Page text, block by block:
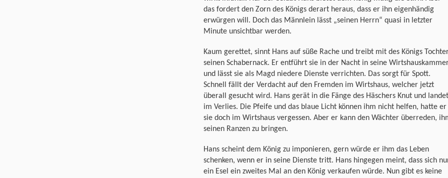
das fordert den Zorn des Königs derart heraus, dass er ihn eigenhändig
erwürgen will. Doch das Männlein lässt „seinen Herrn“ quasi in letzter
Minute unsichtbar werden.
Kaum gerettet, sinnt Hans auf süße Rache und treibt mit des Königs
seinen Schabernack. Er entführt sie in der Nacht in seine
und lässt sie als Magd niedere Dienste verrichten. Das sorgt für Spott.
Schnell fällt der Verdacht auf den Fremden im Wirtshaus, welcher jetzt
überall gesucht wird. Hans gerät in die Fänge des Häschers Knut und landet
im Verlies. Die Pfeife und das blaue Licht können ihm nicht helfen, hatte er
sie doch im Wirtshaus vergessen. Aber er kann den Wächter überreden,
seinen Ranzen zu bringen.
Hans scheint dem König zu imponieren, gern würde er ihm das Leben
schenken, wenn er in seine Dienste tritt. Hans hingegen meint, dass sich
ein Esel ein zweites Mal an den König verkaufen würde. Nun gibt es keine